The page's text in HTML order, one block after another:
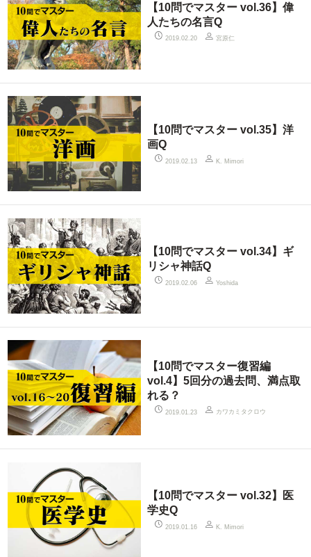
【10問でマスター vol.36】偉
人たちの名言Q
2019.02.20 宮原仁
【10問でマスター vol.35】洋
画Q
2019.02.13 K. Mimori
【10問でマスター vol.34】ギ
リシャ神話Q
2019.02.06 Yoshida
【10問でマスター復習編
vol.4】5回分の過去問、満点取
れる？
2019.01.23 カワカミタクロウ
【10問でマスター vol.32】医
学史Q
2019.01.16 K. Mimori